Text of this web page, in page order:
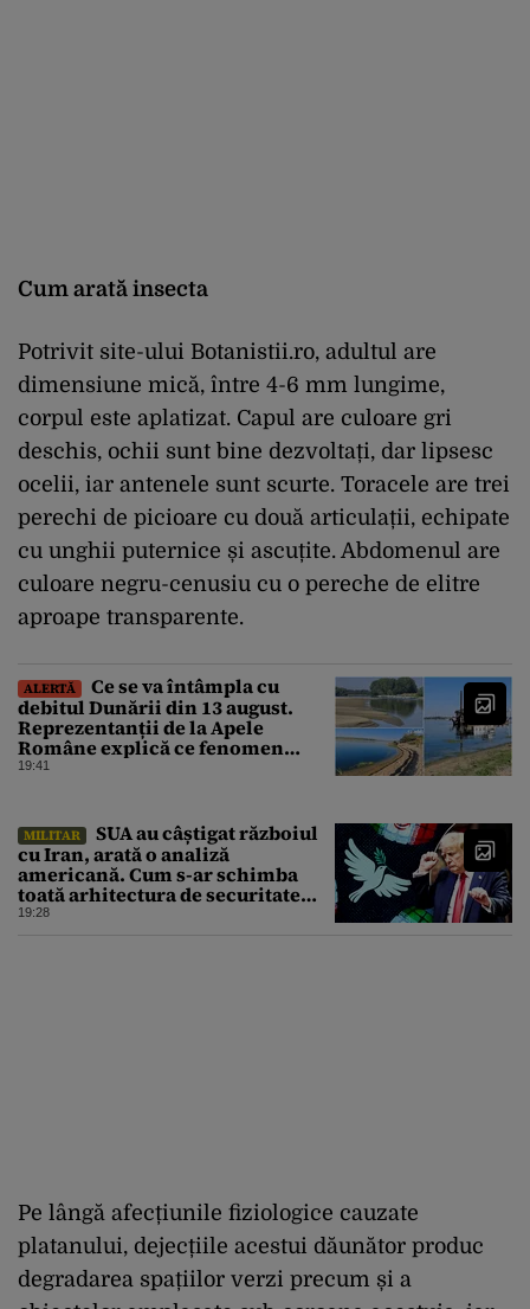
Cum arată insecta
Potrivit site-ului Botanistii.ro, adultul are
dimensiune mică, între 4-6 mm lungime,
corpul este aplatizat. Capul are culoare gri
deschis, ochii sunt bine dezvoltați, dar lipsesc
ocelii, iar antenele sunt scurte. Toracele are trei
perechi de picioare cu două articulații, echipate
cu unghii puternice și ascuțite. Abdomenul are
culoare negru-cenusiu cu o pereche de elitre
aproape transparente.
ALERTĂ
Ce se va întâmpla cu
debitul Dunării din 13 august.
Reprezentanții de la Apele
Române explică ce fenomen
urmează
19:41
MILITAR
SUA au câștigat războiul
cu Iran, arată o analiză
americană. Cum s-ar schimba
toată arhitectura de securitate
din Orientul Mijlociu
19:28
Pe lângă afecțiunile fiziologice cauzate
platanului, dejecțiile acestui dăunător produc
degradarea spațiilor verzi precum și a